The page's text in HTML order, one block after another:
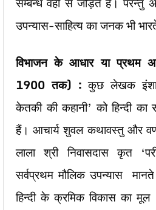
उपन्यास-साहित्य का जनक भी
विभाजन के आधार या प्रथम
1900 तक): कुछ लेखक
केतकी की कहानी’ को हिन्दी का
हैं। आचार्य शुवल कथावस्तु और
लाला श्री निवासदास कृत
सर्वप्रथम मौलिक उपन्यास
हिन्दी के क्रमिक विकास का मूल